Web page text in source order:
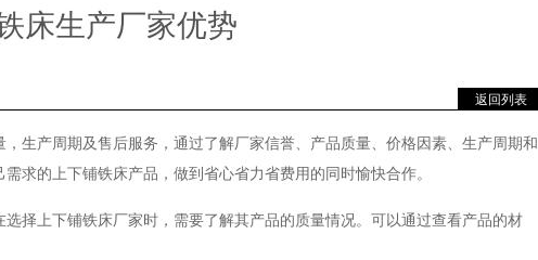
床生产厂家优势
返回列表
生产周期及售后服务，通过了解厂家信誉、产品质量、价格因素、生产周期和
求的上下铺铁床产品，做到省心省力省费用的同时愉快合作。
择上下铺铁床厂家时，需要了解其产品的质量情况。可以通过查看产品的材